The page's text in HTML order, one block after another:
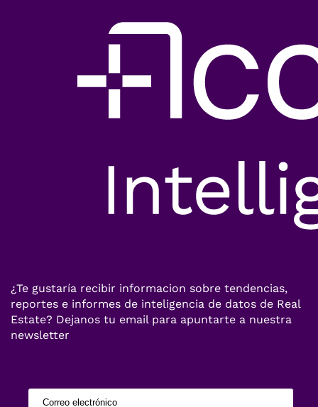
¿Te gustaría recibir informacion sobre tendencias,
reportes e informes de inteligencia de datos de Real
Estate? Dejanos tu email para apuntarte a nuestra
newsletter